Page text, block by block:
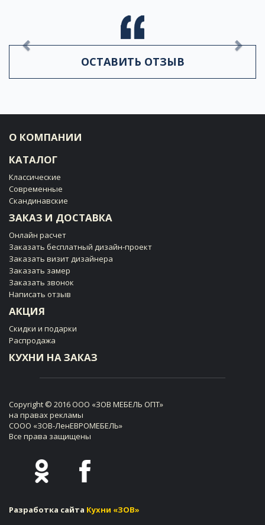
Previous Next
ОСТАВИТЬ ОТЗЫВ
О КОМПАНИИ
КАТАЛОГ
Классические
Современные
Скандинавские
ЗАКАЗ И ДОСТАВКА
Онлайн расчет
Заказать бесплатный дизайн-проект
Заказать визит дизайнера
Заказать замер
Заказать звонок
Написать отзыв
АКЦИЯ
Скидки и подарки
Распродажа
КУХНИ НА ЗАКАЗ
Copyright © 2016 ООО «ЗОВ МЕБЕЛЬ ОПТ»
на правах рекламы
СООО «ЗОВ-ЛенЕВРОМЕБЕЛЬ»
Все права защищены
Разработка сайта Кухни «ЗОВ»